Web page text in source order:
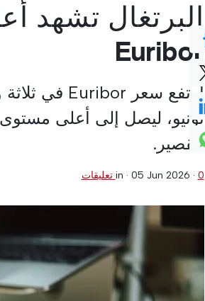
البرتغال تشهد
Euribor
القصير.
in · 05 Jun 2026 · 0 تعليقات